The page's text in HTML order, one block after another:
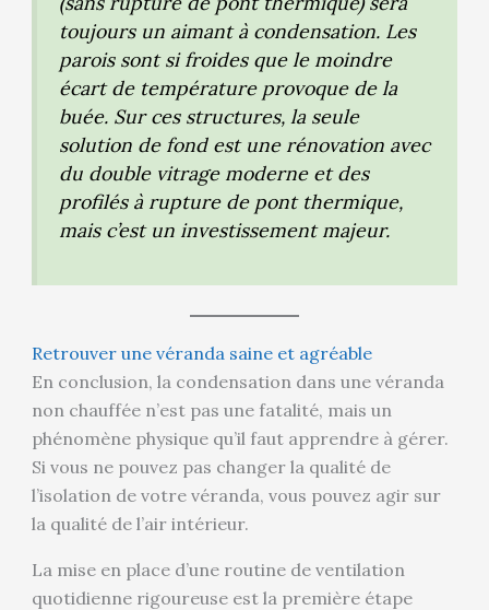
toujours un aimant à condensation. Les
parois sont si froides que le moindre
écart de température provoque de la
buée. Sur ces structures, la seule
solution de fond est une rénovation avec
du double vitrage moderne et des
profilés à rupture de pont thermique,
mais c’est un investissement majeur.
Retrouver une véranda saine et agréable
En conclusion, la condensation dans une véranda
non chauffée n’est pas une fatalité, mais un
phénomène physique qu’il faut apprendre à gérer.
Si vous ne pouvez pas changer la qualité de
l’isolation de votre véranda, vous pouvez agir sur
la qualité de l’air intérieur.
La mise en place d’une routine de ventilation
quotidienne rigoureuse est la première étape